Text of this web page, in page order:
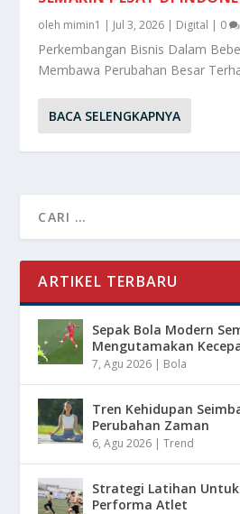
oleh mimin1 | Jul 3, 2026 | Digital | 0
Perkembangan Bisnis Dalam
Membawa Perubahan Besar
BACA SELENGKAPNYA
ARTIKEL TERBARU
Sepak Bola Modern
Mengutamakan
7, Agu 2026 | Bola
Tren Kehidupan
Perubahan Zaman
6, Agu 2026 |Trend
Strategi Latihan
Performa Atlet